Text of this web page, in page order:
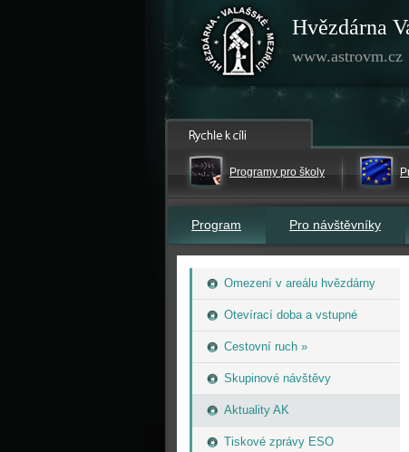
Hvězdárna
www.astrovm.cz
Programy pro školy
Program Pro návštěvníky
Omezení v areálu hvězdárny
Otevírací doba a vstupné
Cestovní ruch »
Skupinové návštěvy
Aktuality AK
Tiskové zprávy ESO